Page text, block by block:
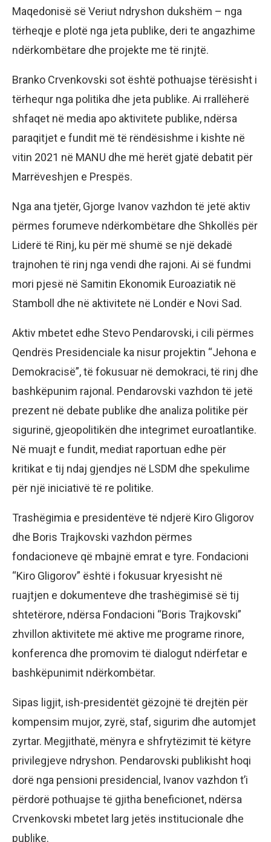
Maqedonisë së Veriut ndryshon dukshëm – nga
tërheqje e plotë nga jeta publike, deri te angazhime
ndërkombëtare dhe projekte me të rinjtë.
Branko Crvenkovski sot është pothuajse tërësisht i
tërhequr nga politika dhe jeta publike. Ai rrallëherë
shfaqet në media apo aktivitete publike, ndërsa
paraqitjet e fundit më të rëndësishme i kishte në
vitin 2021 në MANU dhe më herët gjatë debatit për
Marrëveshjen e Prespës.
Nga ana tjetër, Gjorge Ivanov vazhdon të jetë aktiv
përmes forumeve ndërkombëtare dhe Shkollës për
Liderë të Rinj, ku për më shumë se një dekadë
trajnohen të rinj nga vendi dhe rajoni. Ai së fundmi
mori pjesë në Samitin Ekonomik Euroaziatik në
Stamboll dhe në aktivitete në Londër e Novi Sad.
Aktiv mbetet edhe Stevo Pendarovski, i cili përmes
Qendrës Presidenciale ka nisur projektin “Jehona e
Demokracisë”, të fokusuar në demokraci, të rinj dhe
bashkëpunim rajonal. Pendarovski vazhdon të jetë
prezent në debate publike dhe analiza politike për
sigurinë, gjeopolitikën dhe integrimet euroatlantike.
Në muajt e fundit, mediat raportuan edhe për
kritikat e tij ndaj gjendjes në LSDM dhe spekulime
për një iniciativë të re politike.
Trashëgimia e presidentëve të ndjerë Kiro Gligorov
dhe Boris Trajkovski vazhdon përmes
fondacioneve që mbajnë emrat e tyre. Fondacioni
“Kiro Gligorov” është i fokusuar kryesisht në
ruajtjen e dokumenteve dhe trashëgimisë së tij
shtetërore, ndërsa Fondacioni “Boris Trajkovski”
zhvillon aktivitete më aktive me programe rinore,
konferenca dhe promovim të dialogut ndërfetar e
bashkëpunimit ndërkombëtar.
Sipas ligjit, ish-presidentët gëzojnë të drejtën për
kompensim mujor, zyrë, staf, sigurim dhe automjet
zyrtar. Megjithatë, mënyra e shfrytëzimit të këtyre
privilegjeve ndryshon. Pendarovski publikisht hoqi
dorë nga pensioni presidencial, Ivanov vazhdon t’i
përdorë pothuajse të gjitha beneficionet, ndërsa
Crvenkovski mbetet larg jetës institucionale dhe
publike.